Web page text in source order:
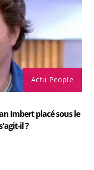
Actu People
Imbert placé sous le
il ?